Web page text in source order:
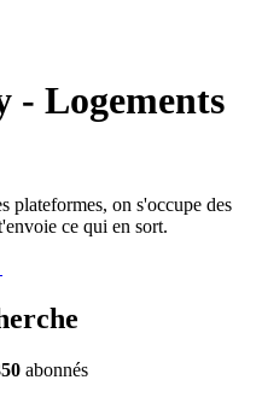
- Logements
plateformes, on s'occupe des
ce qui en sort.
abonnés